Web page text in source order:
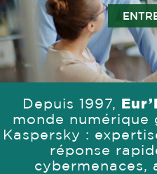
Depuis 1997,
monde numérique
Kaspersky :
réponse
cybermenaces,